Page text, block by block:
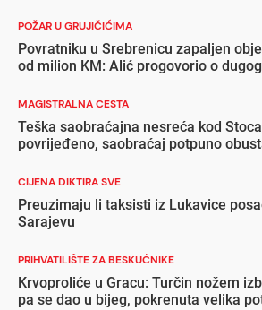
POŽAR U GRUJIČIĆIMA
Povratniku u Srebrenicu zapaljen
od milion KM: Alić progovorio o
MAGISTRALNA CESTA
Teška saobraćajna nesreća kod
povrijeđeno, saobraćaj potpuno
CIJENA DIKTIRA SVE
Preuzimaju li taksisti iz Lukavice
Sarajevu
PRIHVATILIŠTE ZA BESKUĆNIKE
Krvoproliće u Gracu: Turčin nožem
pa se dao u bijeg, pokrenuta velika